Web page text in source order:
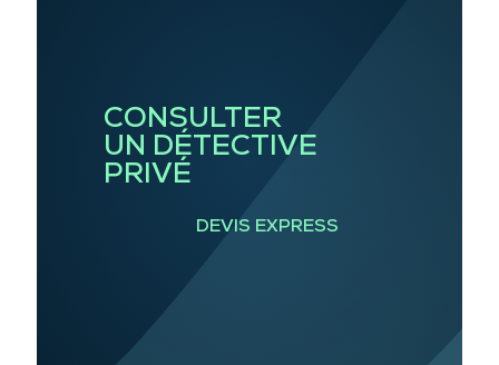
CONSULTER
UN DÉTECTIVE
PRIVÉ
DEVIS EXPRESS